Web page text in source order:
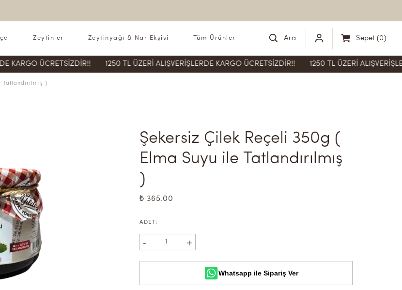
Zeytinler Zeytinyağı & Nar Ekşisi Tüm Ürünler Ara Sepet (0)
ÜCRETSİZDİR!! 1250 TL ÜZERİ ALIŞVERİŞLERDE KARGO ÜCRETSİZDİR!! 1250 TL ÜZERİ ALIŞVERİŞLERDE
)
Şekersiz Çilek Reçeli 350g (
Elma Suyu ile Tatlandırılmış
)
₺ 365.00
ADET:
- 1 +
Whatsapp ile Sipariş Ver